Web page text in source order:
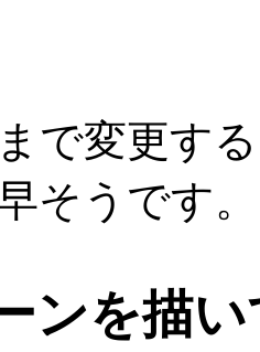
で変更す
そうです。
ンを描